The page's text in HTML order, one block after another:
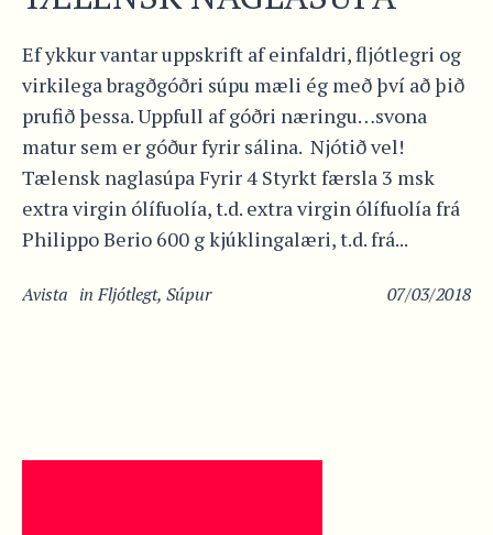
Ef ykkur vantar uppskrift af einfaldri, fljótlegri og
virkilega bragðgóðri súpu mæli ég með því að þið
prufið þessa. Uppfull af góðri næringu…svona
matur sem er góður fyrir sálina. Njótið vel!
Tælensk naglasúpa Fyrir 4 Styrkt færsla 3 msk
extra virgin ólífuolía, t.d. extra virgin ólífuolía frá
Philippo Berio 600 g kjúklingalæri, t.d. frá...
07/03/2018
Avista inFljótlegt, Súpur